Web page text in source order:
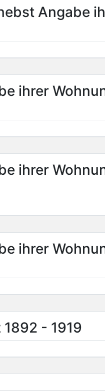
Angabe
ihrer
ihrer
ihrer
- 1919